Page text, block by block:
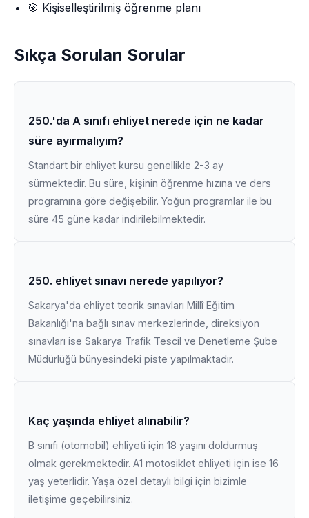
🎯 Kişiselleştirilmiş öğrenme planı
Sıkça Sorulan Sorular
250.'da A sınıfı ehliyet nerede için ne kadar
süre ayırmalıyım?
Standart bir ehliyet kursu genellikle 2-3 ay
sürmektedir. Bu süre, kişinin öğrenme hızına ve ders
programına göre değişebilir. Yoğun programlar ile bu
süre 45 güne kadar indirilebilmektedir.
250. ehliyet sınavı nerede yapılıyor?
Sakarya'da ehliyet teorik sınavları Millî Eğitim
Bakanlığı'na bağlı sınav merkezlerinde, direksiyon
sınavları ise Sakarya Trafik Tescil ve Denetleme Şube
Müdürlüğü bünyesindeki piste yapılmaktadır.
Kaç yaşında ehliyet alınabilir?
B sınıfı (otomobil) ehliyeti için 18 yaşını doldurmuş
olmak gerekmektedir. A1 motosiklet ehliyeti için ise 16
yaş yeterlidir. Yaşa özel detaylı bilgi için bizimle
iletişime geçebilirsiniz.